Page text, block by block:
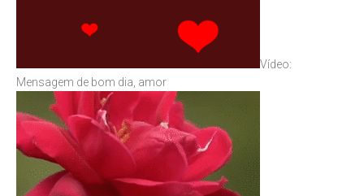
Vídeo:
Mensagem de bom dia, amor